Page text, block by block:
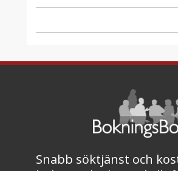
Snabb söktjänst och